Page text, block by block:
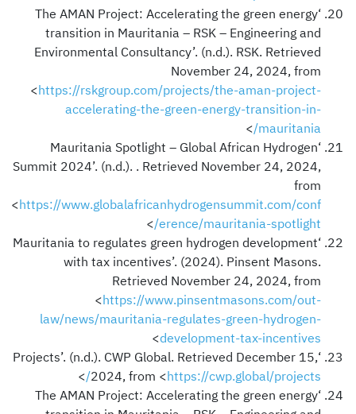
‘The AMAN Project: Accelerating the green energy
transition in Mauritania – RSK – Engineering and
Environmental Consultancy’. (n.d.). RSK. Retrieved
November 24, 2024, from
<https://rskgroup.com/projects/the-aman-project-
accelerating-the-green-energy-transition-in-
mauritania/
>
‘Mauritania Spotlight – Global African Hydrogen
Summit 2024’. (n.d.). . Retrieved November 24, 2024,
from
<https://www.globalafricanhydrogensummit.com/conf
erence/mauritania-spotlight/
>
‘Mauritania to regulates green hydrogen development
with tax incentives’. (2024). Pinsent Masons.
Retrieved November 24, 2024, from
<https://www.pinsentmasons.com/out-
law/news/mauritania-regulates-green-hydrogen-
development-tax-incentives
>
‘Projects’. (n.d.). CWP Global. Retrieved December 15,
2024, from <https://cwp.global/projects/
>
‘The AMAN Project: Accelerating the green energy